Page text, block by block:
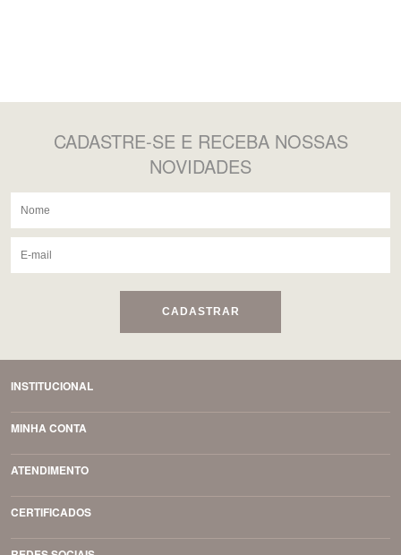
CADASTRE-SE E RECEBA NOSSAS
NOVIDADES
CADASTRAR
INSTITUCIONAL
MINHA CONTA
ATENDIMENTO
CERTIFICADOS